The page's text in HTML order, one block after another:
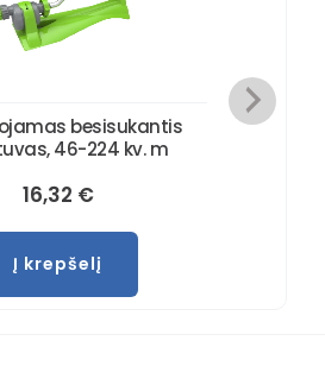
besisukantis
46-224 kv. m
16,32 €
Į krepšelį